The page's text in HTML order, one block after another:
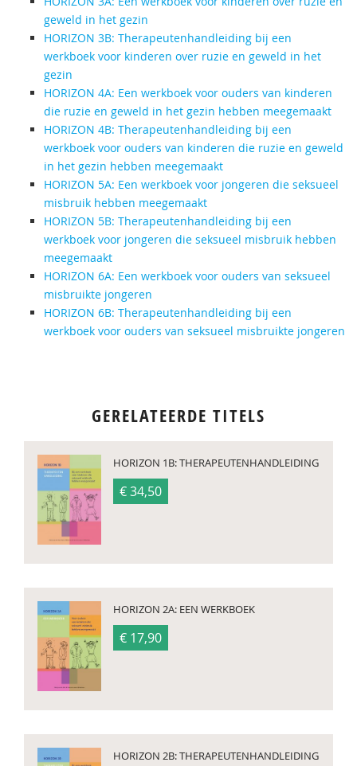
geweld in het gezin
HORIZON 3B: Therapeutenhandleiding bij een
werkboek voor kinderen over ruzie en geweld in het
gezin
HORIZON 4A: Een werkboek voor ouders van kinderen
die ruzie en geweld in het gezin hebben meegemaakt
HORIZON 4B: Therapeutenhandleiding bij een
werkboek voor ouders van kinderen die ruzie en geweld
in het gezin hebben meegemaakt
HORIZON 5A: Een werkboek voor jongeren die seksueel
misbruik hebben meegemaakt
HORIZON 5B: Therapeutenhandleiding bij een
werkboek voor jongeren die seksueel misbruik hebben
meegemaakt
HORIZON 6A: Een werkboek voor ouders van seksueel
misbruikte jongeren
HORIZON 6B: Therapeutenhandleiding bij een
werkboek voor ouders van seksueel misbruikte jongeren
GERELATEERDE TITELS
HORIZON 1B: THERAPEUTENHANDLEIDING
€ 34,50
HORIZON 2A: EEN WERKBOEK
€ 17,90
HORIZON 2B: THERAPEUTENHANDLEIDING